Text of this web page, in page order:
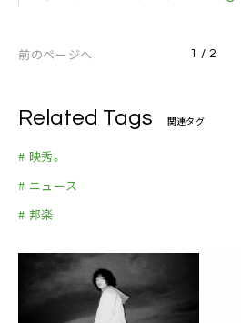
前のページへ 1 / 2
Related Tags 関連タグ
# 映秀。
# ニュース
# 邦楽